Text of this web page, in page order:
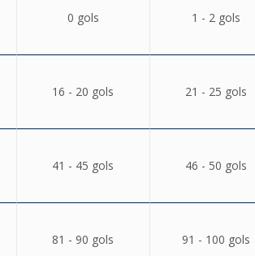
0 gols 1 - 2 gols
16 - 20 gols 21 - 25 gols
41 - 45 gols 46 - 50 gols
81 - 90 gols 91 - 100 gols